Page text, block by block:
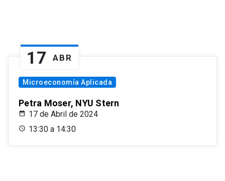
17 ABR
Microeconomía Aplicada
Petra Moser, NYU Stern
17 de Abril de 2024
13:30 a 14:30